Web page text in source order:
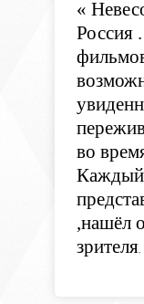
«
Россия
во
Каждый
,нашёл
зрителя.